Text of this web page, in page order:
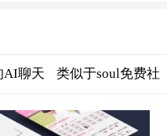
AI聊天
全
类似于soul免费社
交软件